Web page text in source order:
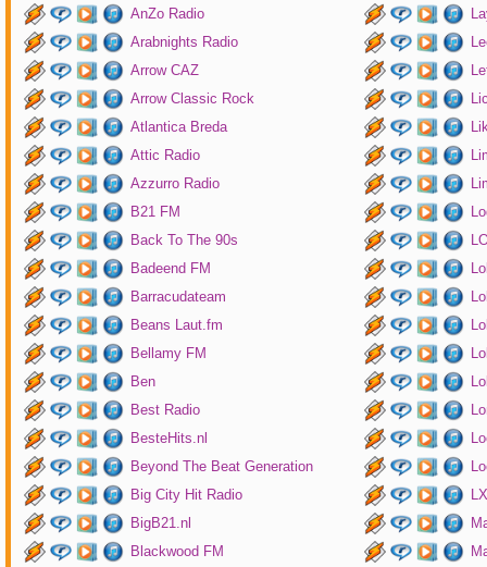
AnZo Radio
Arabnights Radio
Arrow CAZ
Arrow Classic Rock
Atlantica Breda
Attic Radio
Azzurro Radio
B21 FM
Back To The 90s
Badeend FM
Barracudateam
Beans Laut.fm
Bellamy FM
Ben
Best Radio
BesteHits.nl
Beyond The Beat Generation
Big City Hit Radio
BigB21.nl
Blackwood FM